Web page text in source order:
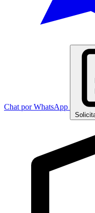
Chat por WhatsApp